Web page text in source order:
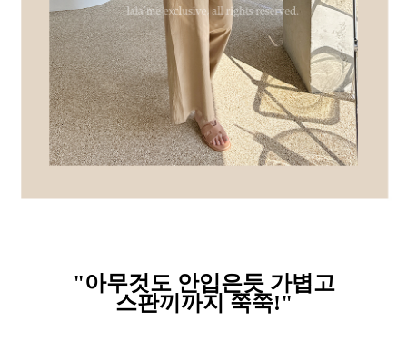
"아무것도 안입은듯 가볍고
스판끼까지 쭉쭉!"